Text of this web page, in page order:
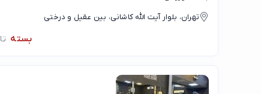
تهران، بلوار آیت الله کاشانی، بین عقیل و درختی
بسته تا 11:00